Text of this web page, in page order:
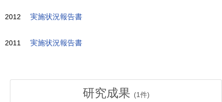
2012 実施状況報告書
2011 実施状況報告書
研究成果 (1件)